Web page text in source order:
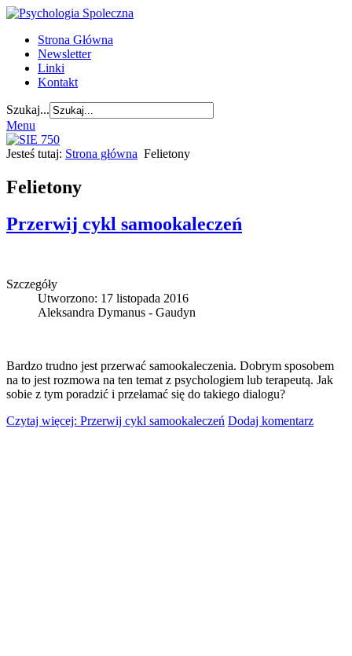
Strona Główna
Newsletter
Linki
Kontakt
Szukaj...
Menu
Jesteś tutaj: Strona główna Felietony
Felietony
Przerwij cykl samookaleczeń
Szczegóły
Utworzono: 17 listopada 2016
Aleksandra Dymanus - Gaudyn
Bardzo trudno jest przerwać samookaleczenia. Dobrym sposobem
na to jest rozmowa na ten temat z psychologiem lub terapeutą. Jak
sobie z tym poradzić i przełamać się do takiego dialogu?
Czytaj więcej: Przerwij cykl samookaleczeń Dodaj komentarz